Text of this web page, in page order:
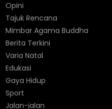
Opini
Tajuk Rencana
Mimbar Agama Buddha
Berita Terkini
Varia Natal
Edukasi
Gaya Hidup
Sport
Jalan-jalan